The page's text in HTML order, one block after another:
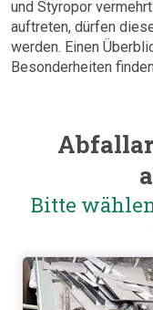
und Styropor
auftreten, dürfen
werden. Einen
Besonderheiten
Bitte